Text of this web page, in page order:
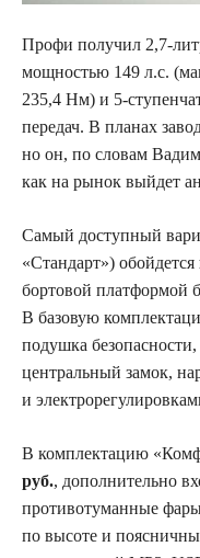
Профи получил 2,7-
мощностью 149 л.с.
235,4 Нм) и 5-
передач. В планах
но он, по словам
как на рынок выйдет
Самый доступный
«Стандарт») обойдется
бортовой платформой
В базовую
подушка
центральный замок,
и
В комплектацию
руб., дополнительно
противотуманные
по высоте и